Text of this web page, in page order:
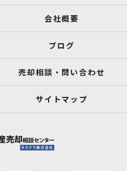
会社概要
ブログ
売却相談・問い合わせ
サイトマップ